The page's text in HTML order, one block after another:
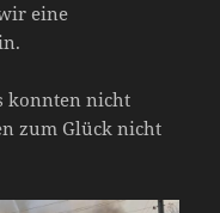
eine
konnten nicht
zum Glück nicht